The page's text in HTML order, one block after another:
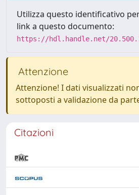
Utilizza questo identificativo
link a questo documento:
https://hdl.handle.net/
Attenzione
Attenzione! I dati visualizzati
sottoposti a validazione da
Citazioni